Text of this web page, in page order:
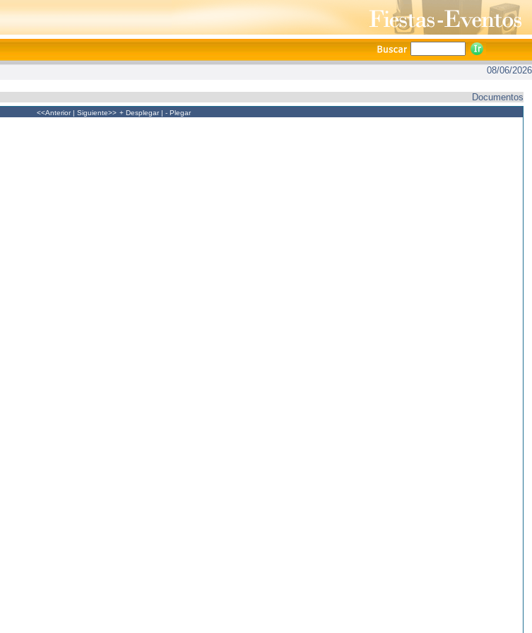
08/06/2026
Documentos
<<Anterior| Siguiente>> + Desplegar| - Plegar